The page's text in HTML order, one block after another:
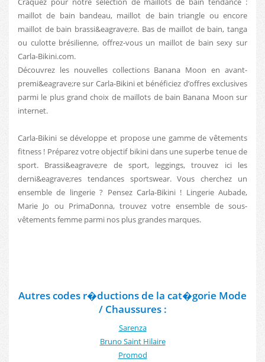
maillot de bain bandeau, maillot de bain triangle ou encore
maillot de bain brassi&eagrave;re. Bas de maillot de bain, tanga
ou culotte brésilienne, offrez-vous un maillot de bain sexy sur
Carla-Bikini.com.
Découvrez les nouvelles collections Banana Moon en avant-
premi&eagrave;re sur Carla-Bikini et bénéficiez d’offres exclusives
parmi le plus grand choix de maillots de bain Banana Moon sur
internet.
Carla-Bikini se développe et propose une gamme de vêtements
fitness ! Préparez votre objectif bikini dans une superbe tenue de
sport. Brassi&eagrave;re de sport, leggings, trouvez ici les
derni&eagrave;res tendances sportswear. Vous cherchez un
ensemble de lingerie ? Pensez Carla-Bikini ! Lingerie Aubade,
Marie Jo ou PrimaDonna, trouvez votre ensemble de sous-
vêtements femme parmi nos plus grandes marques.
Autres codes r�ductions de la cat�gorie Mode
/ Chaussures :
Sarenza
Bruno Saint Hilaire
Promod